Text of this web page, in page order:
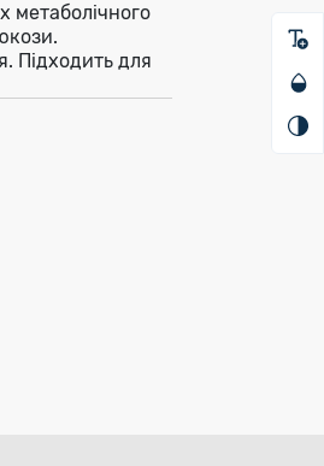
метаболічного
Підходить для